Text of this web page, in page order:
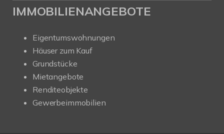
IMMOBILIENANGEBOTE
Eigentumswohnungen
Häuser zum Kauf
Grundstücke
Mietangebote
Renditeobjekte
Gewerbeimmobilien